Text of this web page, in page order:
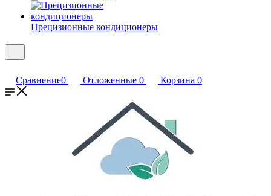
Прецизионные кондиционеры
Сравнение0 Отложенные 0 Корзина 0